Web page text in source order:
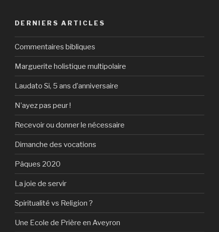
DERNIERS ARTICLES
Commentaires bibliques
Marguerite holistique multipolaire
Laudato Si, 5 ans d’anniversaire
N’ayez pas peur !
Recevoir ou donner le nécessaire
Dimanche des vocations
Pâques 2020
La joie de servir
Spiritualité vs Religion ?
Une Ecole de Prière en Aveyron